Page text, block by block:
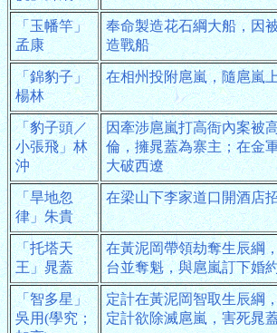
「玉幡竿」
孟康
奉命製造花石綱大船，因
造戰船
「錦豹子」
楊林
在相州投附扈嵐，隨扈嵐
「豹子頭／
小張飛」林
沖
因牽涉扈嵐打高衙內案被
倫，擁晁蓋為寨主；在金
大破西遼
「旱地忽
律」朱貴
在梁山下李家道口開酒店
「托塔天
王」晁蓋
在黃泥岡帶領劫奪生辰綱
台並奪魁，與扈嵐訂下婚
「智多星」
吳用(學究；
定計在黃泥岡智取生辰綱
定計欲除滅扈嵐，害死晁